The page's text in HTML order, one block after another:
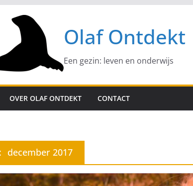
Olaf Ontdekt
Een gezin: leven en onderwijs
OVER OLAF ONTDEKT CONTACT
december 2017